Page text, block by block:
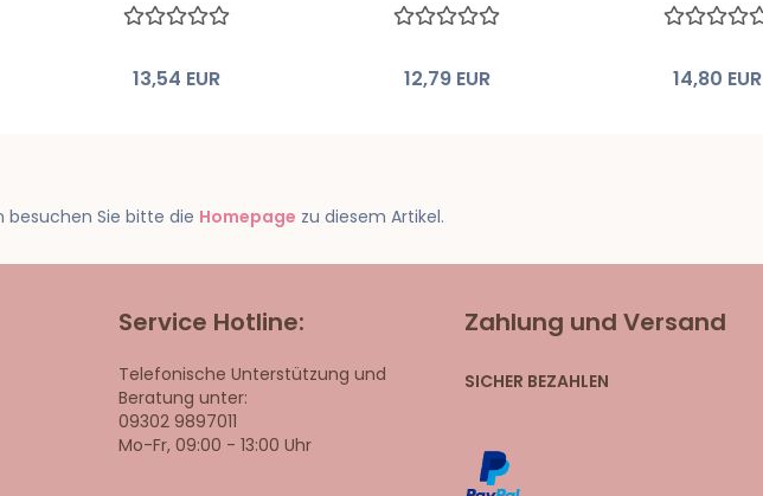
13,54 EUR 12,79 EUR 14,80 EUR
besuchen Sie bitte die Homepage zu diesem Artikel.
Service Hotline:
Telefonische Unterstützung und
Beratung unter:
09302 9897011
Mo-Fr, 09:00 - 13:00 Uhr
Zahlung und Versand
SICHER BEZAHLEN